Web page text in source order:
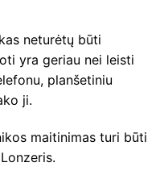
neturėtų būti
yra geriau nei leisti
planšetiniu
ji.
maitinimas turi būti